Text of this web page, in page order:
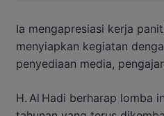
Ia mengapresiasi kerja
menyiapkan kegiatan
penyediaan media,
H. Al Hadi berharap lomba